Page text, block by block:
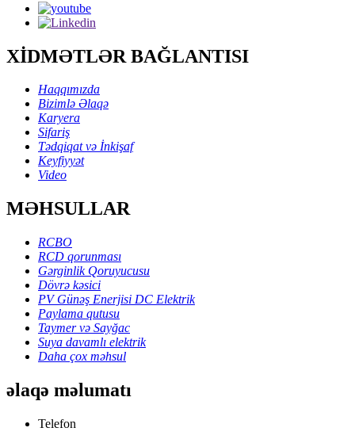
XİDMƏTLƏR BAĞLANTISI
Haqqımızda
Bizimlə Əlaqə
Karyera
Sifariş
Tədqiqat və İnkişaf
Keyfiyyət
Video
MƏHSULLAR
RCBO
RCD qorunması
Gərginlik Qoruyucusu
Dövrə kəsici
PV Günəş Enerjisi DC Elektrik
Paylama qutusu
Taymer və Sayğac
Suya davamlı elektrik
Daha çox məhsul
əlaqə məlumatı
Telefon